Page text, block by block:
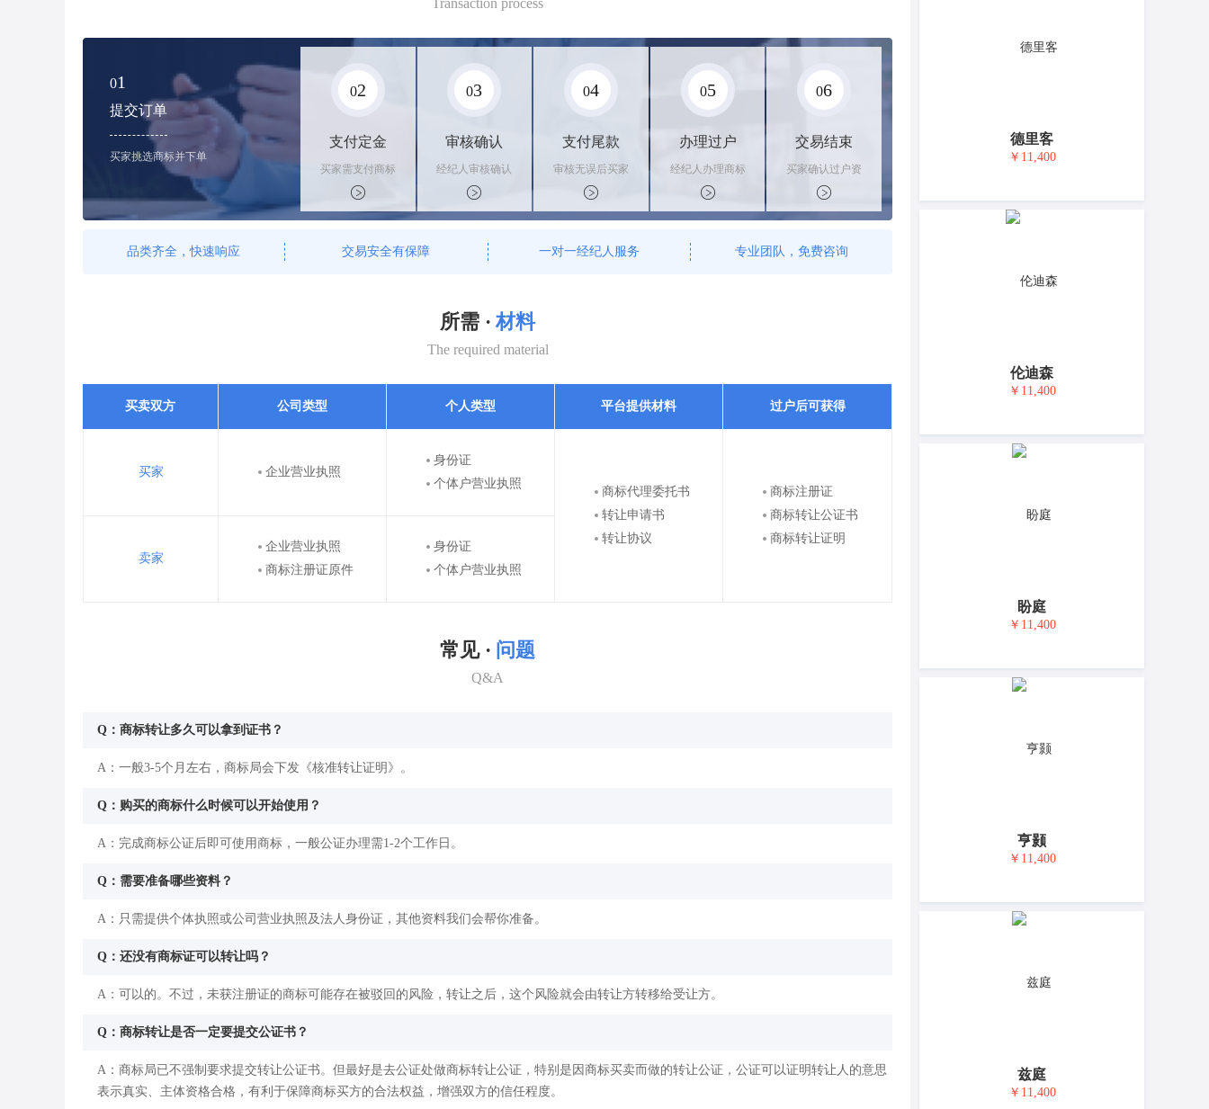
Transaction process
01
提交订单
买家挑选商标并下单
02
支付定金
买家需支付商标
标价的100%的
购买订金
03
审核确认
经纪人审核确认
商标状态
04
支付尾款
审核无误后买家
支付尾款，卖家
办理相关手续
05
办理过户
经纪人办理商标
转让手续，交付
相关证书
06
交易结束
买家确认过户资
料后，平台解冻
资金支付卖家
品类齐全，快速响应 交易安全有保障 一对一经纪人服务 专业团队，免费咨询
所需 · 材料
The required material
买卖双方 公司类型 个人类型 平台提供材料 过户后可获得
买家 企业营业执照
身份证
个体户营业执照
商标代理委托书
转让申请书
转让协议
商标注册证
商标转让公证书
商标转让证明
卖家
企业营业执照
商标注册证原件
身份证
个体户营业执照
常见 · 问题
Q&A
Q：商标转让多久可以拿到证书？
A：一般3-5个月左右，商标局会下发《核准转让证明》。
Q：购买的商标什么时候可以开始使用？
A：完成商标公证后即可使用商标，一般公证办理需1-2个工作日。
Q：需要准备哪些资料？
A：只需提供个体执照或公司营业执照及法人身份证，其他资料我们会帮你准备。
Q：还没有商标证可以转让吗？
A：可以的。不过，未获注册证的商标可能存在被驳回的风险，转让之后，这个风险就会由转让方转移给受让方。
Q：商标转让是否一定要提交公证书？
A：商标局已不强制要求提交转让公证书。但最好是去公证处做商标转让公证，特别是因商标买卖而做的转让公证，公证可以证明转让人的意思
表示真实、主体资格合格，有利于保障商标买方的合法权益，增强双方的信任程度。
德里客
￥11,400
伦迪森
￥11,400
盼庭
￥11,400
亨颢
￥11,400
兹庭
￥11,400